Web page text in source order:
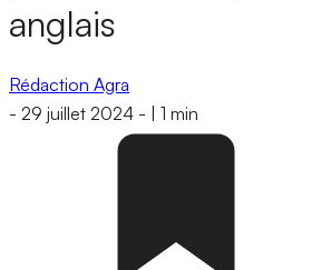
anglais
Rédaction Agra
- 29 juillet 2024 - 1 min